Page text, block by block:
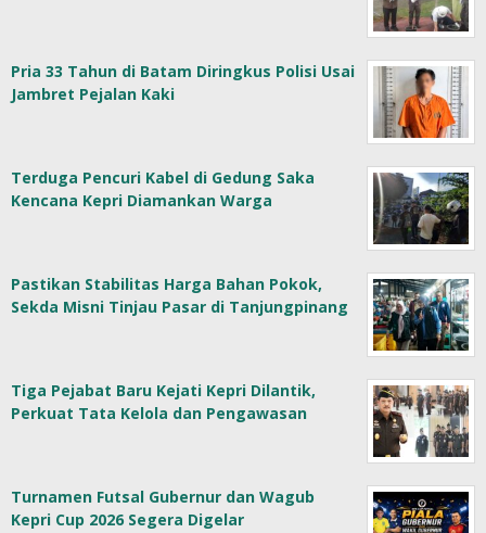
Pria 33 Tahun di Batam Diringkus Polisi Usai
Jambret Pejalan Kaki
Terduga Pencuri Kabel di Gedung Saka
Kencana Kepri Diamankan Warga
Pastikan Stabilitas Harga Bahan Pokok,
Sekda Misni Tinjau Pasar di Tanjungpinang
Tiga Pejabat Baru Kejati Kepri Dilantik,
Perkuat Tata Kelola dan Pengawasan
Turnamen Futsal Gubernur dan Wagub
Kepri Cup 2026 Segera Digelar